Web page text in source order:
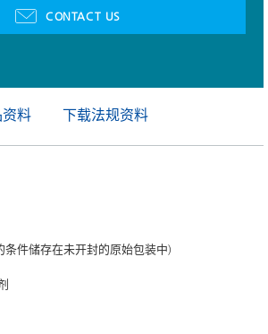
CONTACT US
料 下载法规资料
条件储存在未开封的原始包装中)